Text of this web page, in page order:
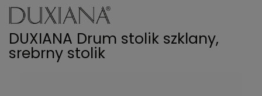
DUXIANA Drum stolik szklany,
srebrny stolik